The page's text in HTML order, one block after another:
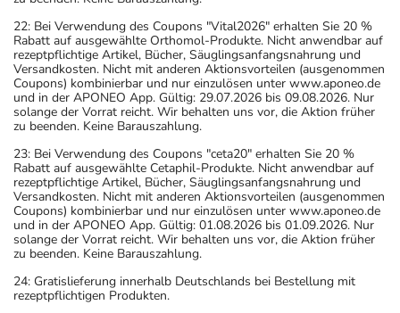
22: Bei Verwendung des Coupons "Vital2026" erhalten Sie 20 %
Rabatt auf ausgewählte Orthomol-Produkte. Nicht anwendbar auf
rezeptpflichtige Artikel, Bücher, Säuglingsanfangsnahrung und
Versandkosten. Nicht mit anderen Aktionsvorteilen (ausgenommen
Coupons) kombinierbar und nur einzulösen unter www.aponeo.de
und in der APONEO App. Gültig: 29.07.2026 bis 09.08.2026. Nur
solange der Vorrat reicht. Wir behalten uns vor, die Aktion früher
zu beenden. Keine Barauszahlung.
23: Bei Verwendung des Coupons "ceta20" erhalten Sie 20 %
Rabatt auf ausgewählte Cetaphil-Produkte. Nicht anwendbar auf
rezeptpflichtige Artikel, Bücher, Säuglingsanfangsnahrung und
Versandkosten. Nicht mit anderen Aktionsvorteilen (ausgenommen
Coupons) kombinierbar und nur einzulösen unter www.aponeo.de
und in der APONEO App. Gültig: 01.08.2026 bis 01.09.2026. Nur
solange der Vorrat reicht. Wir behalten uns vor, die Aktion früher
zu beenden. Keine Barauszahlung.
24: Gratislieferung innerhalb Deutschlands bei Bestellung mit
rezeptpflichtigen Produkten.